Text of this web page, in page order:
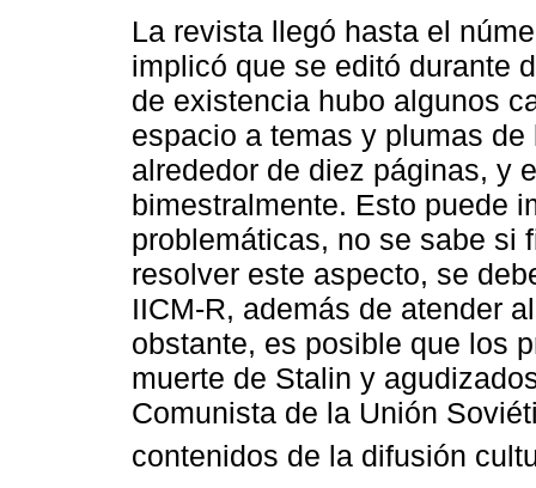
La revista llegó hasta el
implicó que se editó durante
de existencia hubo algunos
espacio a temas y plumas
alrededor de diez páginas, y
bimestralmente. Esto puede
problemáticas, no se sabe si
resolver este aspecto, se
IICM-R, además de atender
obstante, es posible que los
muerte de Stalin y
Comunista de la Unión
contenidos de la difusión